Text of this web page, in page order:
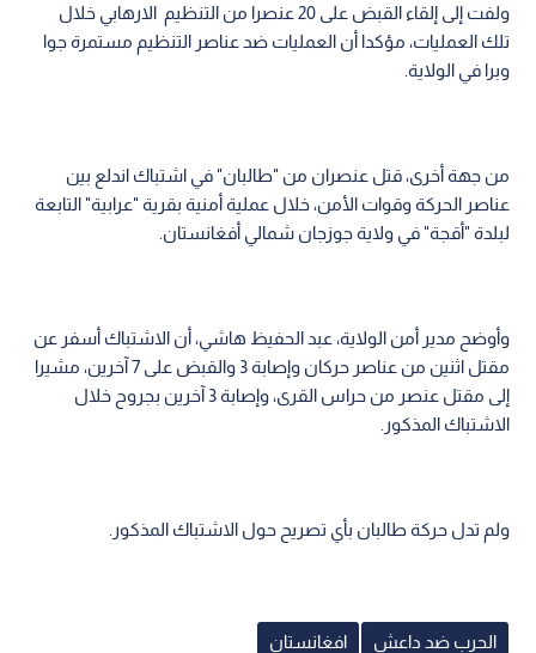
ولفت إلى إلقاء القبض على 20 عنصرا من التنظيم الارهابي خلال
تلك العمليات، مؤكدا أن العمليات ضد عناصر التنظيم مستمرة جوا
وبرا في الولاية.
من جهة أخرى، قتل عنصران من "طالبان" في اشتباك اندلع بين
عناصر الحركة وقوات الأمن، خلال عملية أمنية بقرية "عرابية" التابعة
لبلدة "أقجة" في ولاية جوزجان شمالي أفغانستان.
وأوضح مدير أمن الولاية، عبد الحفيظ هاشي، أن الاشتباك أسفر عن
مقتل اثنين من عناصر حركان وإصابة 3 والقبض على 7 آخرين، مشيرا
إلى مقتل عنصر من حراس القرى، وإصابة 3 آخرين بجروح خلال
الاشتباك المذكور.
ولم تدل حركة طالبان بأي تصريح حول الاشتباك المذكور.
الحرب ضد داعش افغانستان